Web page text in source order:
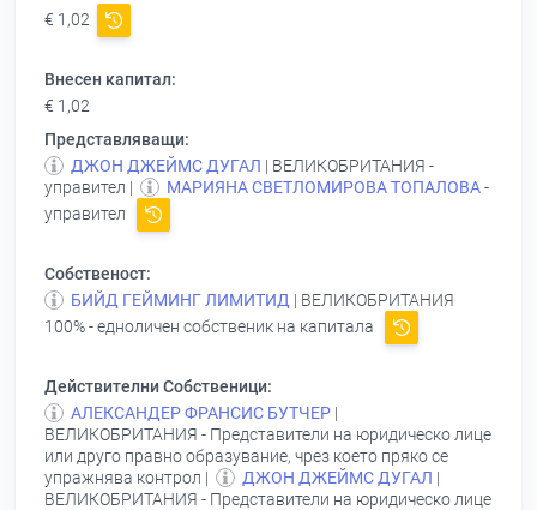
€ 1,02
Внесен капитал:
€ 1,02
Представляващи:
ДЖОН ДЖЕЙМС ДУГАЛ | ВЕЛИКОБРИТАНИЯ -
управител |
МАРИЯНА СВЕТЛОМИРОВА ТОПАЛОВА-
управител
Собственост:
БИЙД ГЕЙМИНГ ЛИМИТИД | ВЕЛИКОБРИТАНИЯ
100% - едноличен собственик на капитала
Действителни Собственици:
АЛЕКСАНДЕР ФРАНСИС БУТЧЕР |
ВЕЛИКОБРИТАНИЯ - Представители на юридическо лице
или друго правно образувание, чрез което пряко се
упражнява контрол |
ДЖОН ДЖЕЙМС ДУГАЛ |
ВЕЛИКОБРИТАНИЯ - Представители на юридическо лице